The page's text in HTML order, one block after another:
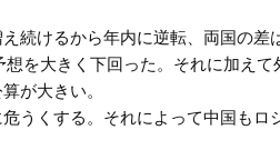
続けるから年内に逆転、両国の差
を大きく下回った。それに加え
が大きい。
うくする。それによって中国も